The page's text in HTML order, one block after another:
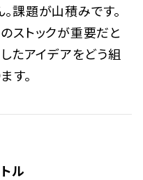
課題が山積みです。
ストックが重要だと
たアイデアをどう組
す。
ル